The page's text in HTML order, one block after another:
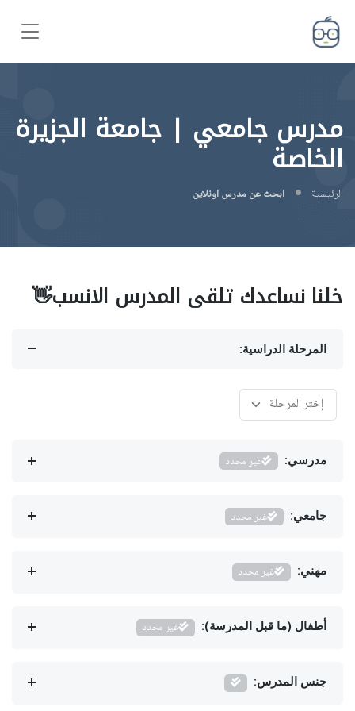
مدرس جامعي | جامعة الجزيرة
الخاصة
الرئيسية ابحث عن مدرس اونلاين
خلنا نساعدك تلقى المدرس الانسب👋
المرحلة الدراسية:
مدرسي: غير محدد
جامعي: غير محدد
مهني: غير محدد
أطفال (ما قبل المدرسة): غير محدد
جنس المدرس: